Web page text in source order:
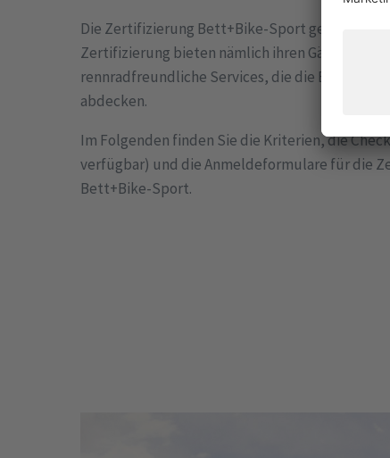
Die Zertifizierung Bett+Bike-Sport geht
Zertifizierung bieten nämlich ihren Gästen
rennradfreundliche Services, die die Bereiche
abdecken.
Im Folgenden finden Sie die Kriterien, die
verfügbar) und die Anmeldeformulare für die
Bett+Bike-Sport.